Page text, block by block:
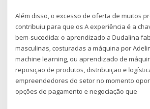
Além disso, o excesso de oferta de muitos
contribuiu para que os A experiência é a
bem-sucedida: o aprendizado a Dudalina
masculinas, costuradas a máquina por
machine learning, ou aprendizado de
reposição de produtos, distribuição e
empreendedores do setor no momento
opções de pagamento e negociação que